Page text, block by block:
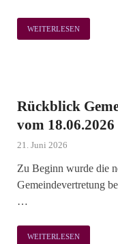
WEITERLESEN
Rückblick
vom 18.06.2026
21. Juni 2026
Zu Beginn wurde die
Gemeindevertretung
…
WEITERLESEN